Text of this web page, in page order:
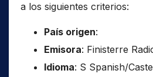
a los siguientes criterios:
País origen:
Emisora: Finisterre
Idioma: S Spanish/